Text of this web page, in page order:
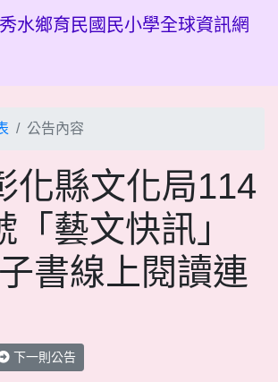
水鄉育民國民小學全球資訊網
公告內容
化縣文化局114
「藝文快訊」
書線上閱讀連
下一則公告